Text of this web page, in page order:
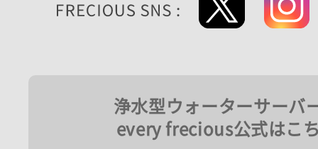
浄水型ウォーターサーバ
every frecious公式はこ